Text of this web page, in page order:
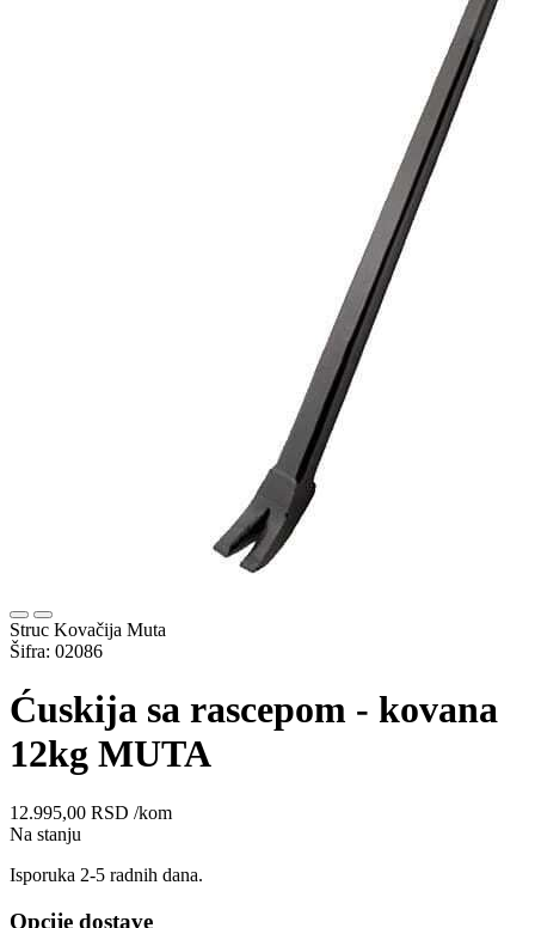
Struc Kovačija Muta
Šifra: 02086
Ćuskija sa rascepom - kovana
12kg MUTA
12.995,00 RSD /kom
Na stanju
Isporuka 2-5 radnih dana.
Opcije dostave